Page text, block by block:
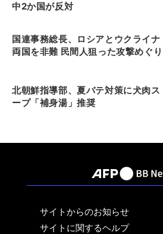
中2か国が反対
国連事務総長、ロシアとウクライナ
両国を非難 民間人狙った攻撃めぐり
北朝鮮指導部、夏バテ対策に犬肉ス
ープ「補身湯」推奨
サイトからのお知らせ
サイトに関するヘルプ